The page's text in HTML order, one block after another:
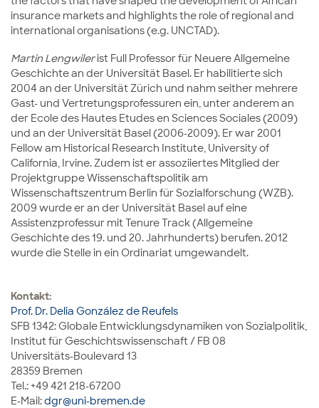
insurance markets and highlights the role of regional and
international organisations (e.g. UNCTAD).
Martin Lengwilerist Full Professor für Neuere Allgemeine
Geschichte an der Universität Basel. Er habilitierte sich
2004 an der Universität Zürich und nahm seither mehrere
Gast- und Vertretungsprofessuren ein, unter anderem an
der Ecole des Hautes Etudes en Sciences Sociales (2009)
und an der Universität Basel (2006-2009). Er war 2001
Fellow am Historical Research Institute, University of
California, Irvine. Zudem ist er assoziiertes Mitglied der
Projektgruppe Wissenschaftspolitik am
Wissenschaftszentrum Berlin für Sozialforschung (WZB).
2009 wurde er an der Universität Basel auf eine
Assistenzprofessur mit Tenure Track (Allgemeine
Geschichte des 19. und 20. Jahrhunderts) berufen. 2012
wurde die Stelle in ein Ordinariat umgewandelt.
Kontakt:
Prof. Dr. Delia González de Reufels
SFB 1342: Globale Entwicklungsdynamiken von Sozialpolitik,
Institut für Geschichtswissenschaft / FB 08
Universitäts-Boulevard 13
28359 Bremen
Tel.: +49 421 218-67200
E-Mail:dgr@uni-bremen.de